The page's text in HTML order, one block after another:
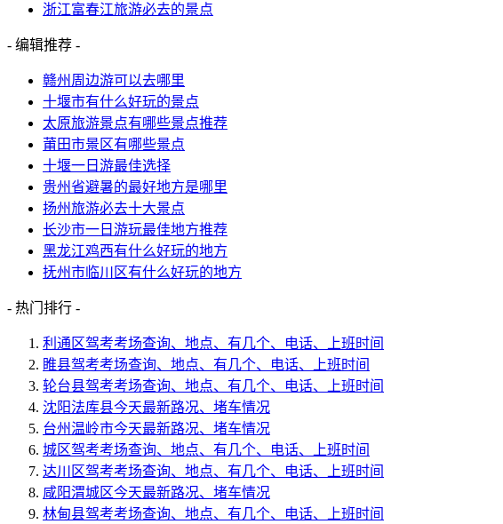
浙江富春江旅游必去的景点
- 编辑推荐 -
赣州周边游可以去哪里
十堰市有什么好玩的景点
太原旅游景点有哪些景点推荐
莆田市景区有哪些景点
十堰一日游最佳选择
贵州省避暑的最好地方是哪里
扬州旅游必去十大景点
长沙市一日游玩最佳地方推荐
黑龙江鸡西有什么好玩的地方
抚州市临川区有什么好玩的地方
- 热门排行 -
利通区驾考考场查询、地点、有几个、电话、上班时间
睢县驾考考场查询、地点、有几个、电话、上班时间
轮台县驾考考场查询、地点、有几个、电话、上班时间
沈阳法库县今天最新路况、堵车情况
台州温岭市今天最新路况、堵车情况
城区驾考考场查询、地点、有几个、电话、上班时间
达川区驾考考场查询、地点、有几个、电话、上班时间
咸阳渭城区今天最新路况、堵车情况
林甸县驾考考场查询、地点、有几个、电话、上班时间